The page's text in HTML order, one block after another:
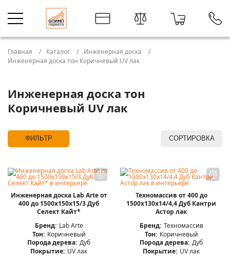
Главная Каталог
Инженерная доска
Инженерная доска тон Коричневый UV лак
Инженерная доска тон
Коричневый UV лак
ФИЛЬТР СОРТИРОВКА
Инженерная доска Lab Arte от
400 до 1500х150х15/3 Дуб
Селект Кайт*
Бренд: Lab Arte
Тон: Коричневый
Порода дерева: Дуб
Покрытие: UV лак
Техномассив от 400 до
1500х130х14/4,4 Дуб Кантри
Астор лак
Бренд: Техномассив
Тон: Коричневый
Порода дерева: Дуб
Покрытие: UV лак